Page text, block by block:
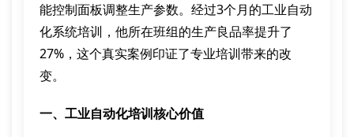
能控制面板调整生产参数。经过3个月的工业自动
化系统培训，他所在班组的生产良品率提升了
27%，这个真实案例印证了专业培训带来的改
变。
一、工业自动化培训核心价值